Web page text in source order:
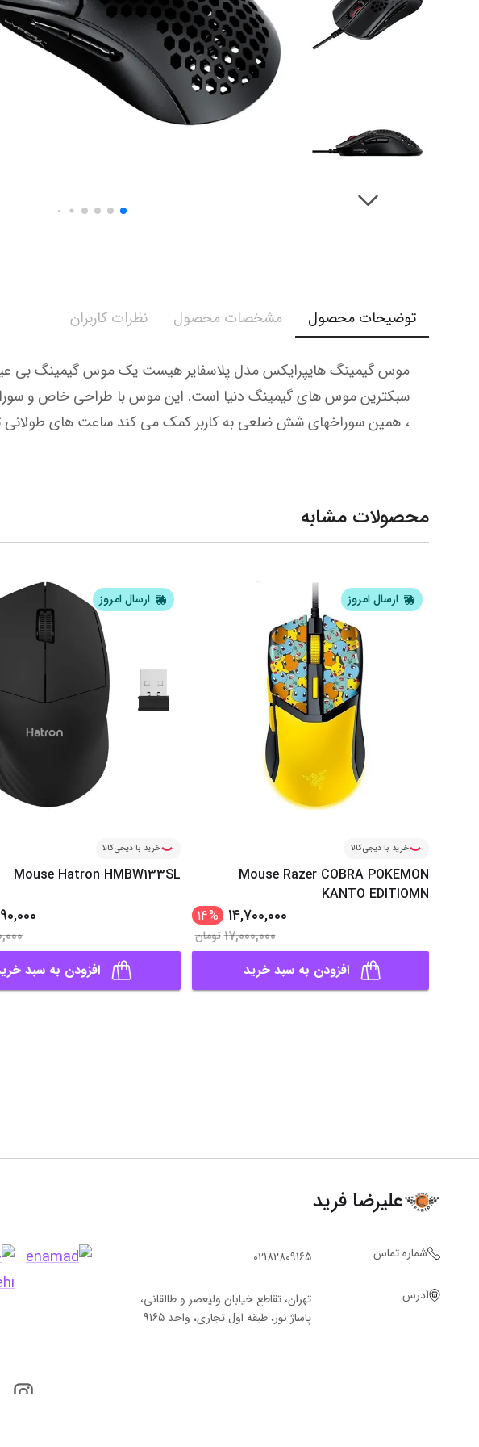
توضیحات محصول مشخصات محصول نظرات کاربران
، همین سوراخهای شش ضلعی به کاربر کمک می کند ساعت های طولانی
محصولات مشابه
ارسال امروز
خرید با دیجی‌کالا
Mouse Razer COBRA POKEMON
KANTO EDITIOMN
14,700,000
%
14
17,000,000تومان
افزودن به سبد خرید
ارسال امروز
خرید با دیجی‌کالا
Mouse Hatron HMBW133SL
افزودن به سبد
علیرضا فرید
شماره تماس 02182809165
آدرس
تهران، تقاطع خیابان ولیعصر و طالقانی،
پاساژ نور، طبقه اول تجاری، واحد 9165